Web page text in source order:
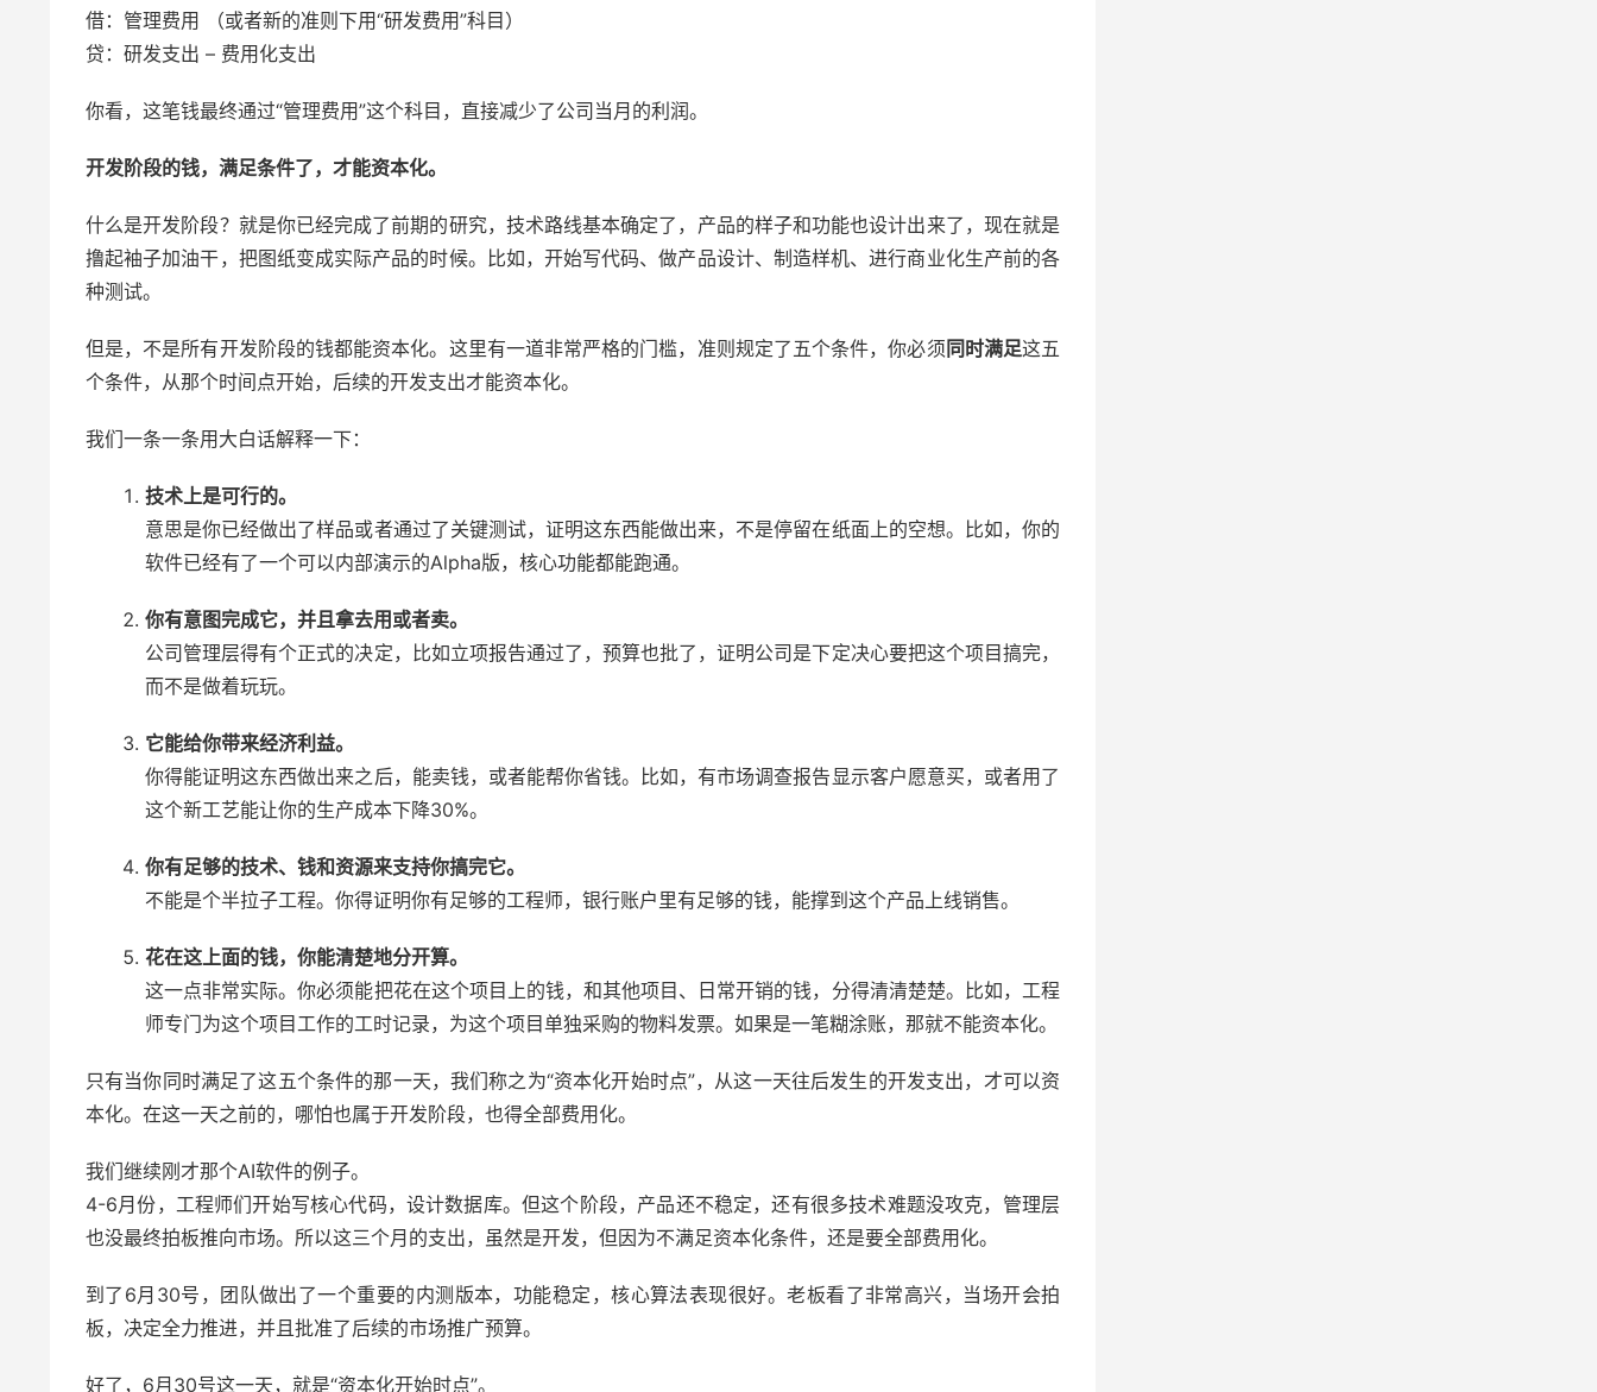
借：管理费用 （或者新的准则下用“研发费用”科目）
贷：研发支出 – 费用化支出
你看，这笔钱最终通过“管理费用”这个科目，直接减少了公司当月的利润。
开发阶段的钱，满足条件了，才能资本化。
什么是开发阶段？就是你已经完成了前期的研究，技术路线基本确定了，产品的样子和功能也设计出来了，现在就是
撸起袖子加油干，把图纸变成实际产品的时候。比如，开始写代码、做产品设计、制造样机、进行商业化生产前的各
种测试。
但是，不是所有开发阶段的钱都能资本化。这里有一道非常严格的门槛，准则规定了五个条件，你必须 同时满足这五
个条件，从那个时间点开始，后续的开发支出才能资本化。
我们一条一条用大白话解释一下：
技术上是可行的。
意思是你已经做出了样品或者通过了关键测试，证明这东西能做出来，不是停留在纸面上的空想。比如，你的
软件已经有了一个可以内部演示的Alpha版，核心功能都能跑通。
你有意图完成它，并且拿去用或者卖。
公司管理层得有个正式的决定，比如立项报告通过了，预算也批了，证明公司是下定决心要把这个项目搞完，
而不是做着玩玩。
它能给你带来经济利益。
你得能证明这东西做出来之后，能卖钱，或者能帮你省钱。比如，有市场调查报告显示客户愿意买，或者用了
这个新工艺能让你的生产成本下降30%。
你有足够的技术、钱和资源来支持你搞完它。
不能是个半拉子工程。你得证明你有足够的工程师，银行账户里有足够的钱，能撑到这个产品上线销售。
花在这上面的钱，你能清楚地分开算。
这一点非常实际。你必须能把花在这个项目上的钱，和其他项目、日常开销的钱，分得清清楚楚。比如，工程
师专门为这个项目工作的工时记录，为这个项目单独采购的物料发票。如果是一笔糊涂账，那就不能资本化。
只有当你同时满足了这五个条件的那一天，我们称之为“资本化开始时点”，从这一天往后发生的开发支出，才可以资
本化。在这一天之前的，哪怕也属于开发阶段，也得全部费用化。
我们继续刚才那个AI软件的例子。
4-6月份，工程师们开始写核心代码，设计数据库。但这个阶段，产品还不稳定，还有很多技术难题没攻克，管理层
也没最终拍板推向市场。所以这三个月的支出，虽然是开发，但因为不满足资本化条件，还是要全部费用化。
到了6月30号，团队做出了一个重要的内测版本，功能稳定，核心算法表现很好。老板看了非常高兴，当场开会拍
板，决定全力推进，并且批准了后续的市场推广预算。
好了，6月30号这一天，就是“资本化开始时点”。